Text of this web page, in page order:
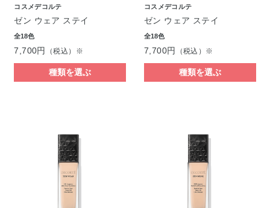
コスメデコルテ
ゼン ウェア ステイ
全18色
7,700円 （税込）※
種類を選ぶ
コスメデコルテ
ゼン ウェア ステイ
全18色
7,700円 （税込）※
種類を選ぶ